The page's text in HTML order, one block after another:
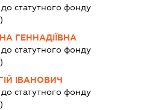
статутного фонду
ГЕННАДІЇВНА
статутного фонду
ІВАНОВИЧ
статутного фонду